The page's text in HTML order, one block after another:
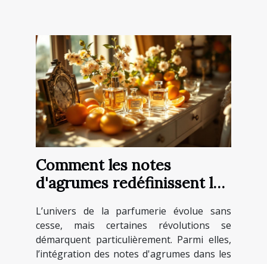
Comment les notes
d'agrumes redéfinissent les
?
L’univers de la parfumerie évolue sans
cesse, mais certaines révolutions se
démarquent particulièrement. Parmi elles,
l’intégration des notes d'agrumes dans les